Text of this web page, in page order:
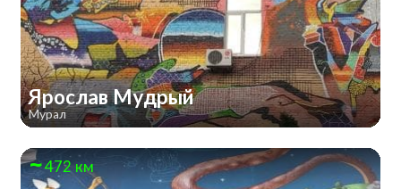
Ярослав Мудрый
Мурал
472 км